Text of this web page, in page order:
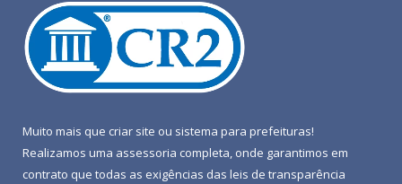
Muito mais que criar site ou sistema para prefeituras!
Realizamos uma assessoria completa, onde garantimos em
contrato que todas as exigências das leis de transparência